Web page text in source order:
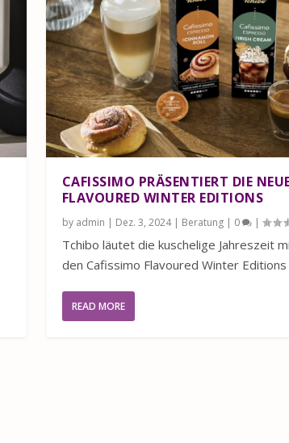
CAFISSIMO PRÄSENTIERT DIE
FLAVOURED WINTER EDITIONS
by admin | Dez. 3, 2024| Beratung| 0 |
Tchibo läutet die kuschelige Jahreszeit
den Cafissimo Flavoured Winter Editions
READ MORE